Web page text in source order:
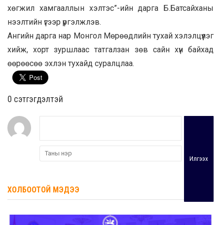
хөгжил хамгааллын хэлтэс”-ийн дарга Б.Батсайханы
нээлтийн үгээр үргэлжлэв.
Ангийн дарга нар Монгол Мөрөөдлийн тухай хэлэлцүүлэг
хийж, хорт зуршлаас татгалзан зөв сайн хүн байхад
өөрөөсөө эхлэн тухайд суралцлаа.
0 cэтгэгдэлтэй
Илгээх
ХОЛБООТОЙ МЭДЭЭ